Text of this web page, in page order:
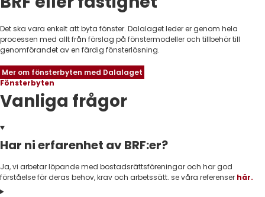
Det ska vara enkelt att byta fönster. Dalalaget leder er genom hela
processen med allt från förslag på fönstermodeller och tillbehör till
genomförandet av en färdig fönsterlösning.
Mer om fönsterbyten med Dalalaget
Fönsterbyten
Vanliga frågor
Har ni erfarenhet av BRF:er?
Ja, vi arbetar löpande med bostadsrättsföreningar och har god
förståelse för deras behov, krav och arbetssätt. se våra referenser här.